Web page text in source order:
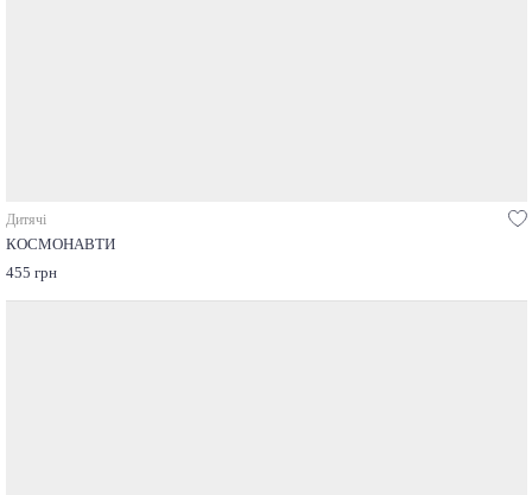
Дитячі
КОСМОНАВТИ
455 грн